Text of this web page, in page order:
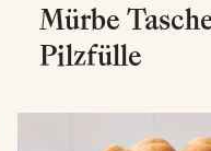
Mürbe
Pilzfülle